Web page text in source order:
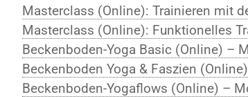
Masterclass (Online): Trainieren mit
Masterclass (Online): Funktionelles
Beckenboden-Yoga Basic (Online) –
Beckenboden Yoga & Faszien
Beckenboden-Yogaflows (Online) –